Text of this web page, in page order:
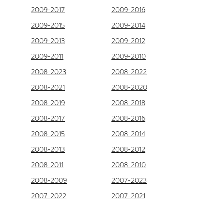
2009-2017
2009-2016
2009-2015
2009-2014
2009-2013
2009-2012
2009-2011
2009-2010
2008-2023
2008-2022
2008-2021
2008-2020
2008-2019
2008-2018
2008-2017
2008-2016
2008-2015
2008-2014
2008-2013
2008-2012
2008-2011
2008-2010
2008-2009
2007-2023
2007-2022
2007-2021